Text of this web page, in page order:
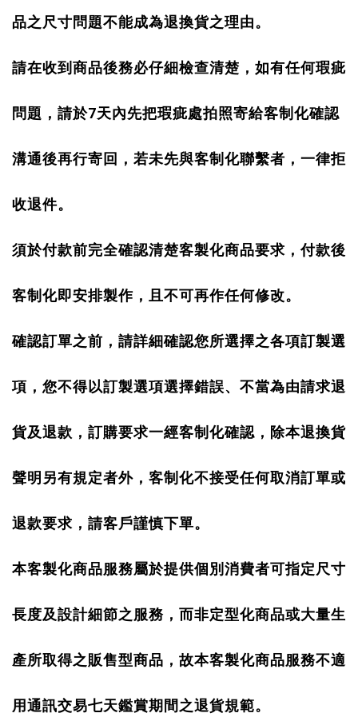
品之尺寸問題不能成為退換貨之理由。
請在收到商品後務必仔細檢查清楚，如有任何瑕疵
問題，請於7天內先把瑕疵處拍照寄給客制化確認
溝通後再行寄回，若未先與客制化聯繫者，一律拒
收退件。
須於付款前完全確認清楚客製化商品要求，付款後
客制化即安排製作，且不可再作任何修改。
確認訂單之前，請詳細確認您所選擇之各項訂製選
項，您不得以訂製選項選擇錯誤、不當為由請求退
貨及退款，訂購要求一經客制化確認，除本退換貨
聲明另有規定者外，客制化不接受任何取消訂單或
退款要求，請客戶謹慎下單。
本客製化商品服務屬於提供個別消費者可指定尺寸
長度及設計細節之服務，而非定型化商品或大量生
產所取得之販售型商品，故本客製化商品服務不適
用通訊交易七天鑑賞期間之退貨規範。